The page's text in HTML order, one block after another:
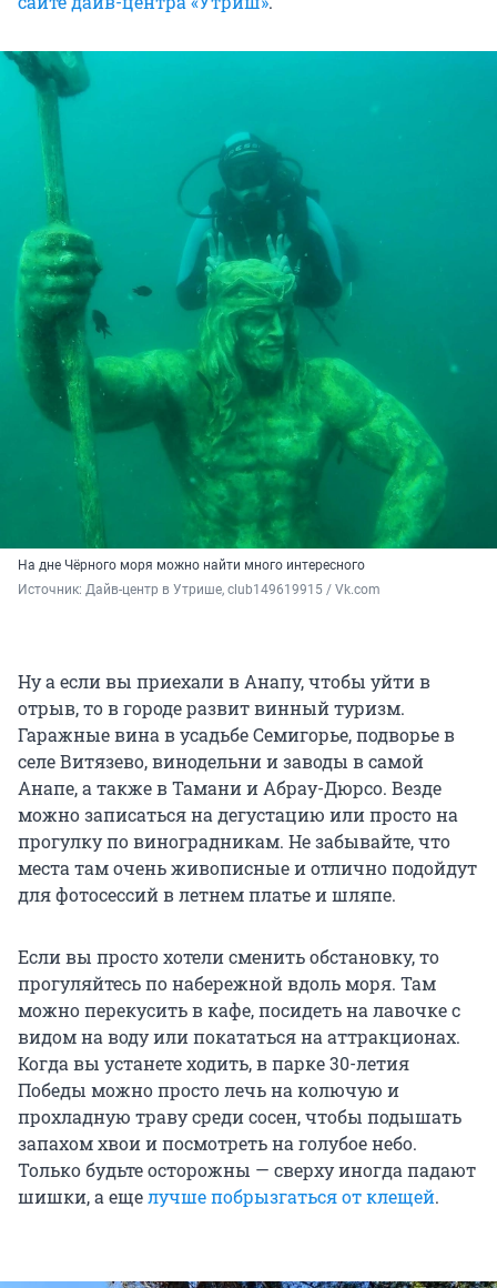
На дне Чёрного моря можно найти много интересного
Источник: Дайв-центр в Утрише, club149619915 / Vk.com
Ну а если вы приехали в Анапу, чтобы уйти в
отрыв, то в городе развит винный туризм.
Гаражные вина в усадьбе Семигорье, подворье в
селе Витязево, винодельни и заводы в самой
Анапе, а также в Тамани и Абрау-Дюрсо. Везде
можно записаться на дегустацию или просто на
прогулку по виноградникам. Не забывайте, что
места там очень живописные и отлично подойдут
для фотосессий в летнем платье и шляпе.
Если вы просто хотели сменить обстановку, то
прогуляйтесь по набережной вдоль моря. Там
можно перекусить в кафе, посидеть на лавочке с
видом на воду или покататься на аттракционах.
Когда вы устанете ходить, в парке 30-летия
Победы можно просто лечь на колючую и
прохладную траву среди сосен, чтобы подышать
запахом хвои и посмотреть на голубое небо.
Только будьте осторожны — сверху иногда падают
шишки, а ещелучше побрызгаться от клещей.